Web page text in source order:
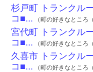
杉戸町 トランクル
コ■... （町の好きなところ
宮代町 トランクル
コ■... （町の好きなところ
久喜市 トランクル
コ■... （町の好きなところ